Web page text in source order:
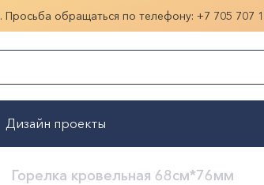
Просьба обращаться по телефону: +7 705 707
Показать больше
Дизайн проекты
Горелка кровельная 68см*76мм